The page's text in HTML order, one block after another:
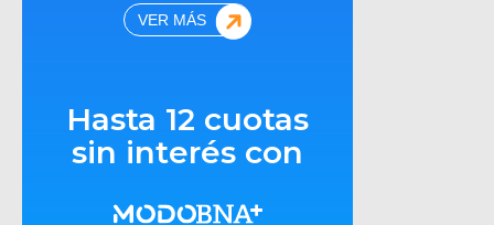
VER MÁS
Hasta 12 cuotas
sin interés con